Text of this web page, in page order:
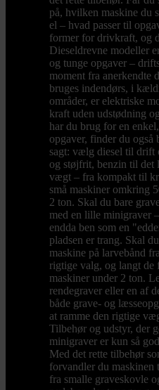
på, hvilken maskine du
el – hvad passer til
former for drivkraft, og
Dieseldrevne modeller
og tunge opgaver –
moment fra anerkendte
bruges indendørs, i
områder, er elektriske
kraft uden udstødning
har du brug for en
opgaver, finder du
sagt: vælg diesel til drift
og støjfrit, benzin til det
vægt – fra kompakt til
små maskiner omkring
2 ton. Skal du bare
med en lille minigraver
endda ben som en
pladsen er trang. Skal
maskine på larvebånd
rigtige valg, og langt de
maskiner under 2 ton.
rendegraver eller en af
både grave- og
at ramme den rigtige
Tilbehør og udstyr, der
minigraver er kun så
Med det rette tilbehør
forvandler du
fra smalle graveskovle